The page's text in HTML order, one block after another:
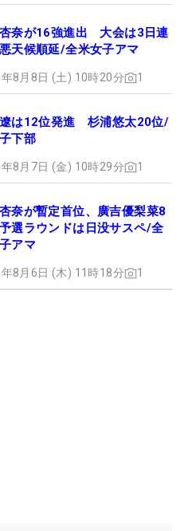
奈が16強進出 大会は3日連
天候順延/全米女子アマ
8月8日 (土) 10時20分 1
は12位発進 杉浦悠太20位/
下部
8月7日 (金) 10時29分 1
奈が暫定首位、廣吉優梨菜8
選ラウンドは日没サスペ/全
アマ
8月6日 (木) 11時18分 1